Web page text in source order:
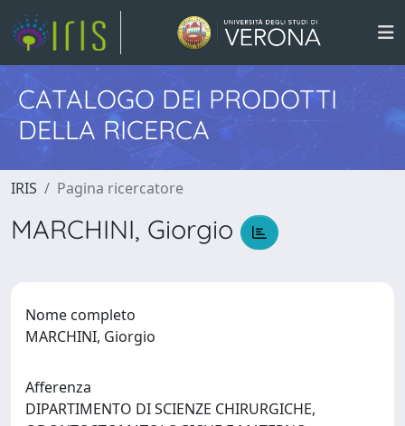
CATALOGO DEI PRODOTTI
DELLA RICERCA
IRIS Pagina ricercatore
MARCHINI, Giorgio
Nome completo
MARCHINI, Giorgio
Afferenza
DIPARTIMENTO DI SCIENZE CHIRURGICHE,